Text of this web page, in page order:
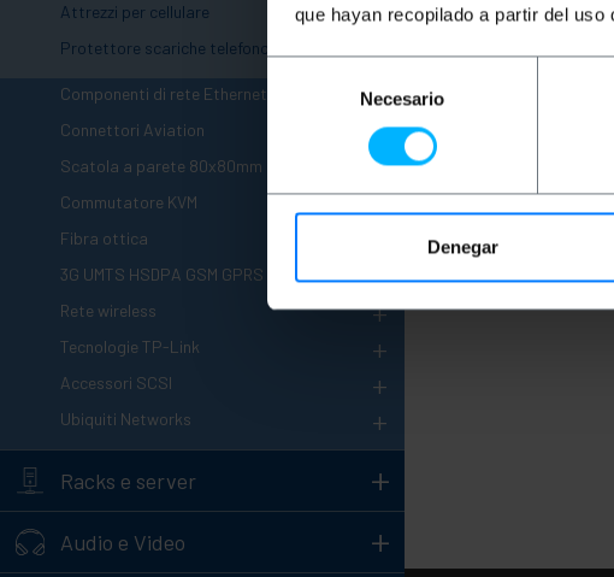
que hayan recopilado a partir del
consentimiento
Necesario
Denegar
Attrezzi per cellulare
Protettore scariche telefono
Componenti di rete Ethernet +
Connettori Aviation +
Scatola a parete 80x80mm +
Commutatore KVM +
Fibra ottica
3G UMTS HSDPA GSM GPRS GPS +
Rete wireless +
Tecnologie TP-Link +
Accessori SCSI +
Ubiquiti Networks +
Racks e server +
Audio e Video +